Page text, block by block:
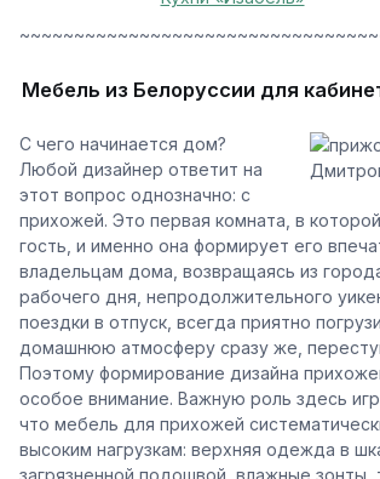
Мебель из Белоруссии для
С чего начинается дом?
Любой дизайнер ответит на
этот вопрос однозначно: с
прихожей. Это первая комната, в
гость, и именно она формирует его
владельцам дома, возвращаясь из
рабочего дня, непродолжительного
поездки в отпуск, всегда приятно
домашнюю атмосферу сразу же,
Поэтому формирование дизайна
особое внимание. Важную роль здесь
что мебель для прихожей
высоким нагрузкам: верхняя одежда в